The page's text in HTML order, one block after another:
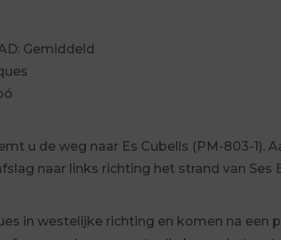
Gemiddeld
u de weg naar Es Cubells (PM-803-
naar links richting het strand van
in westelijke richting en komen na een